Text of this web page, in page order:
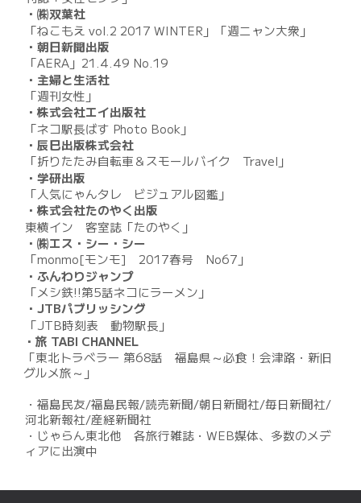
・㈱双葉社
「ねこもえ vol.2 2017 WINTER」「週ニャン大衆」
・朝日新聞出版
「AERA」21.4.49 No.19
・主婦と生活社
「週刊女性」
・株式会社エイ出版社
「ネコ駅長ばす Photo Book」
・辰巳出版株式会社
「折りたたみ自転車＆スモールバイク Travel」
・学研出版
「人気にゃんタレ ビジュアル図鑑」
・株式会社たのやく出版
東横イン 客室誌「たのやく」
・㈱エス・シー・シー
「monmo[モンモ] 2017春号 No67」
・ふんわりジャンプ
「メシ鉄!!第5話ネコにラーメン」
・JTBパブリッシング
「JTB時刻表 動物駅長」
・旅 TABI CHANNEL
「東北トラベラー 第68話 福島県～必食！会津路・新旧
グルメ旅～」
・福島民友/福島民報/読売新聞/朝日新聞社/毎日新聞社/
河北新報社/産経新聞社
・じゃらん東北他 各旅行雑誌・WEB媒体、多数のメデ
ィアに出演中